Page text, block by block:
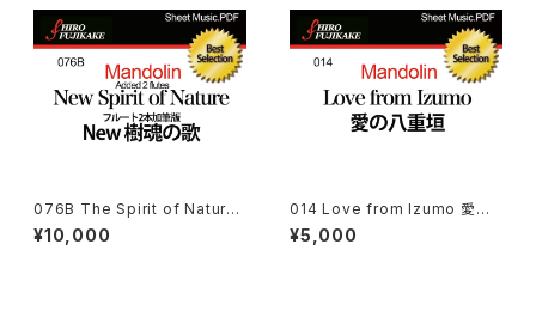
076B The Spirit of Natur
e (added 2 Flutes)(樹魂の
歌:フルート２本加筆版)
¥10,000
014 Love from Izumo 愛の
八重垣
¥5,000